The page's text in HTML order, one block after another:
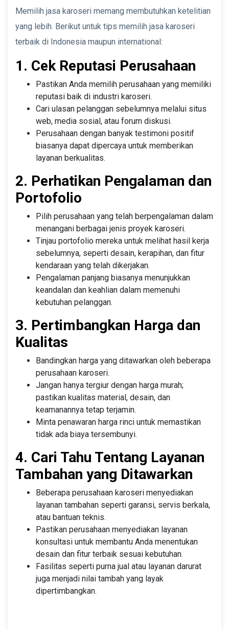
Memilih jasa karoseri memang membutuhkan ketelitian
yang lebih. Berikut untuk tips memilih jasa karoseri
terbaik di Indonesia maupun international:
1. Cek Reputasi Perusahaan
Pastikan Anda memilih perusahaan yang memiliki
reputasi baik di industri karoseri.
Cari ulasan pelanggan sebelumnya melalui situs
web, media sosial, atau forum diskusi.
Perusahaan dengan banyak testimoni positif
biasanya dapat dipercaya untuk memberikan
layanan berkualitas.
2. Perhatikan Pengalaman dan
Portofolio
Pilih perusahaan yang telah berpengalaman dalam
menangani berbagai jenis proyek karoseri.
Tinjau portofolio mereka untuk melihat hasil kerja
sebelumnya, seperti desain, kerapihan, dan fitur
kendaraan yang telah dikerjakan.
Pengalaman panjang biasanya menunjukkan
keandalan dan keahlian dalam memenuhi
kebutuhan pelanggan.
3. Pertimbangkan Harga dan
Kualitas
Bandingkan harga yang ditawarkan oleh beberapa
perusahaan karoseri.
Jangan hanya tergiur dengan harga murah;
pastikan kualitas material, desain, dan
keamanannya tetap terjamin.
Minta penawaran harga rinci untuk memastikan
tidak ada biaya tersembunyi.
4. Cari Tahu Tentang Layanan
Tambahan yang Ditawarkan
Beberapa perusahaan karoseri menyediakan
layanan tambahan seperti garansi, servis berkala,
atau bantuan teknis.
Pastikan perusahaan menyediakan layanan
konsultasi untuk membantu Anda menentukan
desain dan fitur terbaik sesuai kebutuhan.
Fasilitas seperti purna jual atau layanan darurat
juga menjadi nilai tambah yang layak
dipertimbangkan.